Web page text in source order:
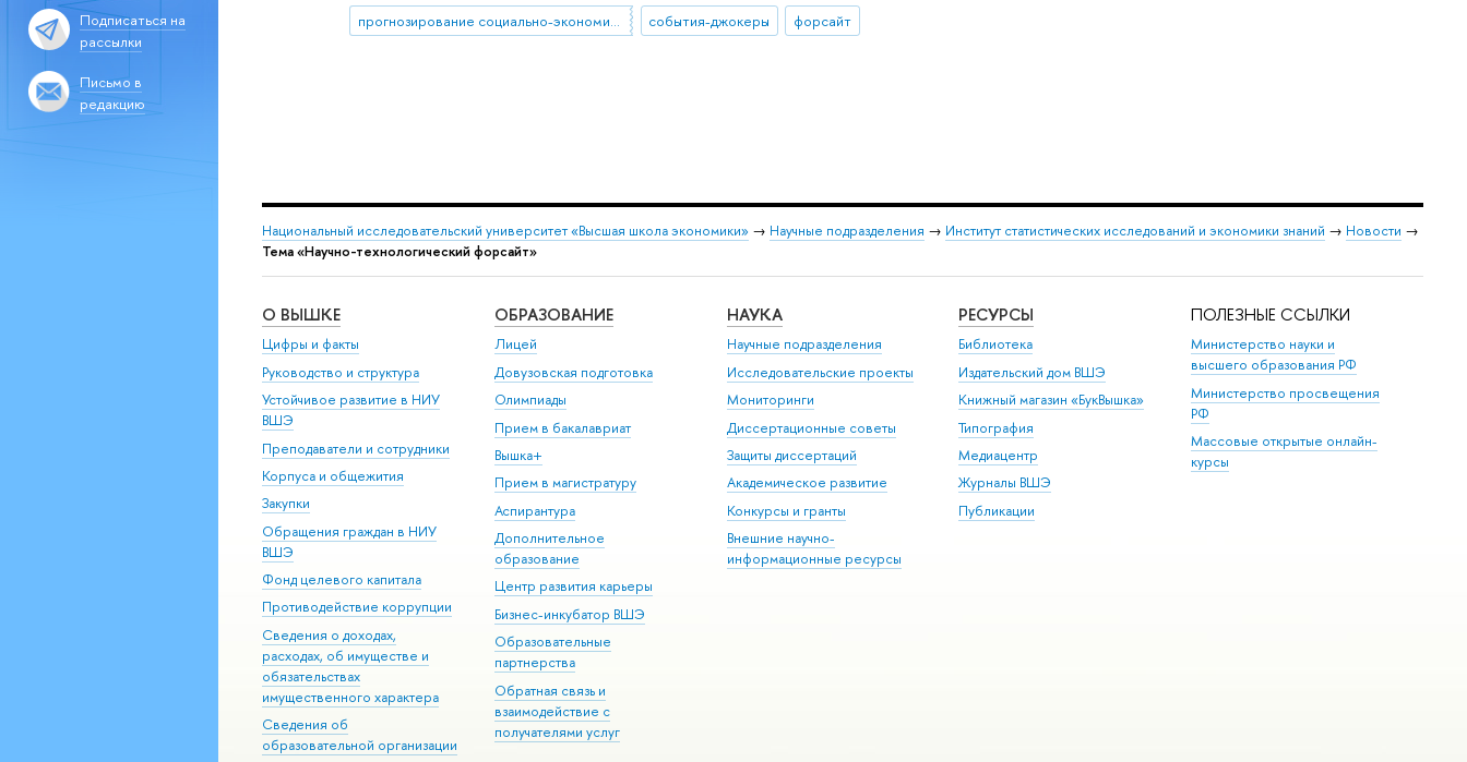
Подписаться на
рассылки
Письмо в
редакцию
прогнозирование социально-экономического развития
события-джокеры форсайт
Национальный исследовательский университет «Высшая школа экономики» → Научные подразделения → Институт статистических исследований и экономики знаний → Новости →
Тема «Научно-технологический форсайт»
О ВЫШКЕ
Цифры и факты
Руководство и структура
Устойчивое развитие в НИУ
ВШЭ
Преподаватели и сотрудники
Корпуса и общежития
Закупки
Обращения граждан в НИУ
ВШЭ
Фонд целевого капитала
Противодействие коррупции
Сведения о доходах,
расходах, об имуществе и
обязательствах
имущественного характера
Сведения об
образовательной организации
ОБРАЗОВАНИЕ
Лицей
Довузовская подготовка
Олимпиады
Прием в бакалавриат
Вышка+
Прием в магистратуру
Аспирантура
Дополнительное
образование
Центр развития карьеры
Бизнес-инкубатор ВШЭ
Образовательные
партнерства
Обратная связь и
взаимодействие с
получателями услуг
НАУКА
Научные подразделения
Исследовательские проекты
Мониторинги
Диссертационные советы
Защиты диссертаций
Академическое развитие
Конкурсы и гранты
Внешние научно-
информационные ресурсы
РЕСУРСЫ
Библиотека
Издательский дом ВШЭ
Книжный магазин «БукВышка»
Типография
Медиацентр
Журналы ВШЭ
Публикации
ПОЛЕЗНЫЕ ССЫЛКИ
Министерство науки и
высшего образования РФ
Министерство просвещения
РФ
Массовые открытые онлайн-
курсы